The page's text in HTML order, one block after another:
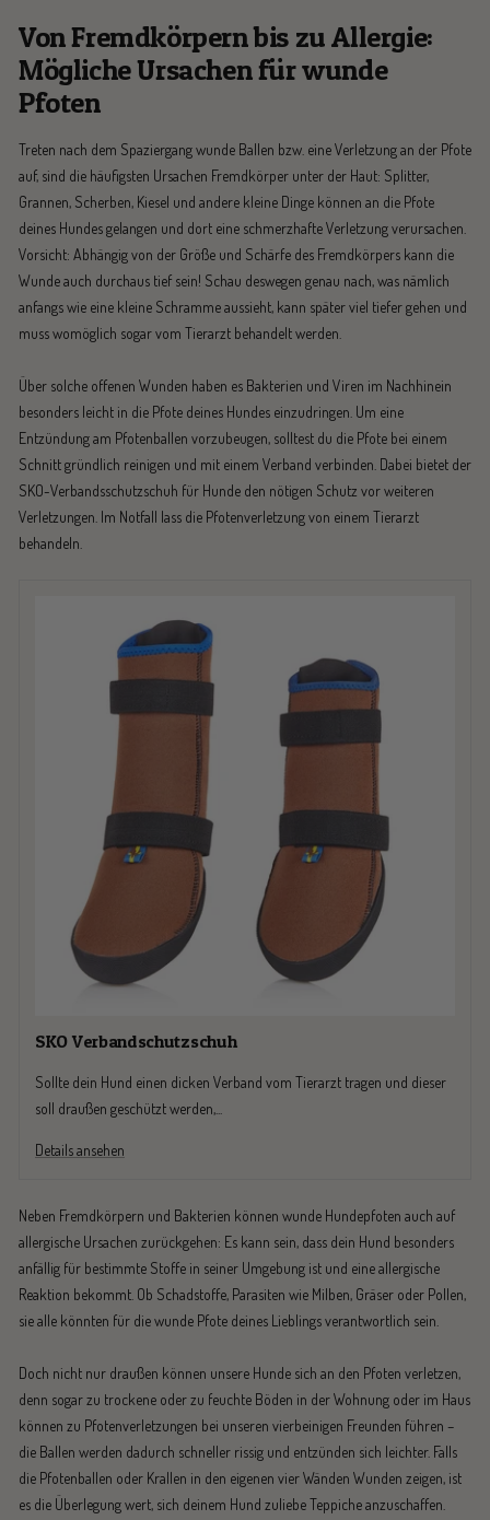
Von Fremdkörpern bis zu Allergie:
Mögliche Ursachen für wunde
Pfoten
Treten nach dem Spaziergang wunde Ballen bzw. eine Verletzung an der Pfote
auf, sind die häufigsten Ursachen Fremdkörper unter der Haut: Splitter,
Grannen, Scherben, Kiesel und andere kleine Dinge können an die Pfote
deines Hundes gelangen und dort eine schmerzhafte Verletzung verursachen.
Vorsicht: Abhängig von der Größe und Schärfe des Fremdkörpers kann die
Wunde auch durchaus tief sein! Schau deswegen genau nach, was nämlich
anfangs wie eine kleine Schramme aussieht, kann später viel tiefer gehen und
muss womöglich sogar vom Tierarzt behandelt werden.
Über solche offenen Wunden haben es Bakterien und Viren im Nachhinein
besonders leicht in die Pfote deines Hundes einzudringen. Um eine
Entzündung am Pfotenballen vorzubeugen, solltest du die Pfote bei einem
Schnitt gründlich reinigen und mit einem Verband verbinden. Dabei bietet der
SKO-Verbandsschutzschuh für Hunde den nötigen Schutz vor weiteren
Verletzungen. Im Notfall lass die Pfotenverletzung von einem Tierarzt
behandeln.
SKO Verbandschutzschuh
Sollte dein Hund einen dicken Verband vom Tierarzt tragen und dieser
soll draußen geschützt werden,...
Details ansehen
Neben Fremdkörpern und Bakterien können wunde Hundepfoten auch auf
allergische Ursachen zurückgehen: Es kann sein, dass dein Hund besonders
anfällig für bestimmte Stoffe in seiner Umgebung ist und eine allergische
Reaktion bekommt. Ob Schadstoffe, Parasiten wie Milben, Gräser oder Pollen,
sie alle könnten für die wunde Pfote deines Lieblings verantwortlich sein.
Doch nicht nur draußen können unsere Hunde sich an den Pfoten verletzen,
denn sogar zu trockene oder zu feuchte Böden in der Wohnung oder im Haus
können zu Pfotenverletzungen bei unseren vierbeinigen Freunden führen –
die Ballen werden dadurch schneller rissig und entzünden sich leichter. Falls
die Pfotenballen oder Krallen in den eigenen vier Wänden Wunden zeigen, ist
es die Überlegung wert, sich deinem Hund zuliebe Teppiche anzuschaffen.